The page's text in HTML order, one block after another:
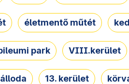
életmentő műtét
park VIII.kerület
13. kerület